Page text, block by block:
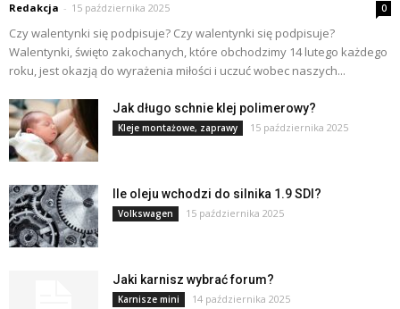
Redakcja - 15 października 2025 0
Czy walentynki się podpisuje? Czy walentynki się podpisuje?
Walentynki, święto zakochanych, które obchodzimy 14 lutego każdego
roku, jest okazją do wyrażenia miłości i uczuć wobec naszych...
Jak długo schnie klej polimerowy?
Kleje montażowe, zaprawy 15 października 2025
Ile oleju wchodzi do silnika 1.9 SDI?
Volkswagen 15 października 2025
Jaki karnisz wybrać forum?
Karnisze mini 14 października 2025